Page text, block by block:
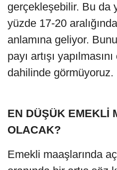
gerçekleşebilir. Bu da
yüzde 17-20
anlamına geliyor.
payı artışı
dahilinde görmüyoruz.
EN DÜŞÜK EMEKLİ
OLACAK?
Emekli maaşlarında